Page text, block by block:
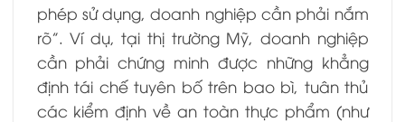
phép sử dụng, doanh nghiệp cần phải nắm
rõ”. Ví dụ, tại thị trường Mỹ, doanh nghiệp
cần phải chứng minh được những khẳng
định tái chế tuyên bố trên bao bì, tuân thủ
các kiểm định về an toàn thực phẩm (như